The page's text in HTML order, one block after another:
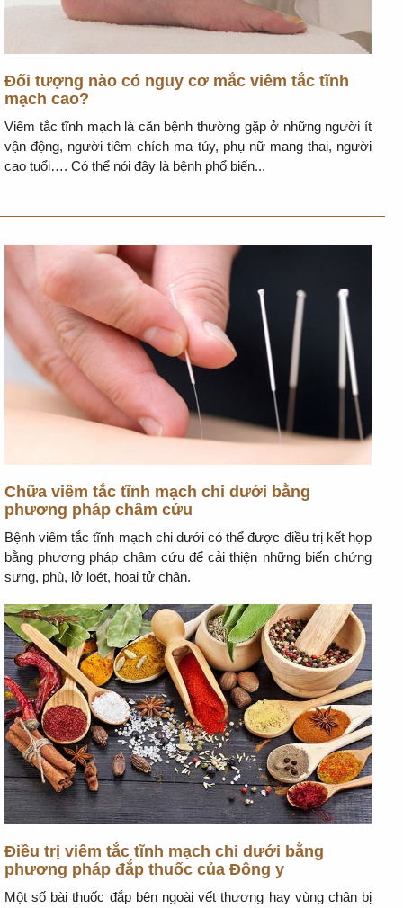
Đối tượng nào có nguy cơ mắc viêm tắc tĩnh
mạch cao?
Viêm tắc tĩnh mạch là căn bệnh thường gặp ở những người ít
vận động, người tiêm chích ma túy, phụ nữ mang thai, người
cao tuổi…. Có thể nói đây là bệnh phổ biến...
Chữa viêm tắc tĩnh mạch chi dưới bằng
phương pháp châm cứu
Bệnh viêm tắc tĩnh mạch chi dưới có thể được điều trị kết hợp
bằng phương pháp châm cứu để cải thiện những biến chứng
sưng, phù, lở loét, hoại tử chân.
Điều trị viêm tắc tĩnh mạch chi dưới bằng
phương pháp đắp thuốc của Đông y
Một số bài thuốc đắp bên ngoài vết thương hay vùng chân bị